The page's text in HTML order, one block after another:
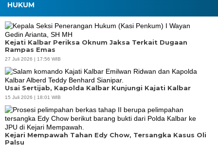
HUKUM
Kejati Kalbar Periksa Oknum Jaksa Terkait Dugaan
Rampas Emas
27 Juli 2026 | 17:56 WIB
Usai Sertijab, Kapolda Kalbar Kunjungi Kajati Kalbar
15 Juli 2026 | 18:01 WIB
Kejari Mempawah Tahan Edy Chow, Tersangka Kasus Oli
Palsu